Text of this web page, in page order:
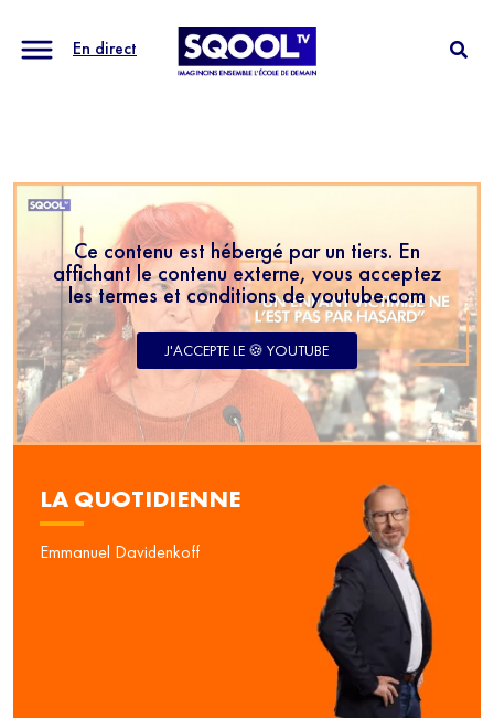
En direct
Ce contenu est hébergé par un tiers. En
affichant le contenu externe, vous acceptez
les termes et conditions de youtube.com
J'ACCEPTE LE 🍪 YOUTUBE
LA QUOTIDIENNE
Emmanuel Davidenkoff